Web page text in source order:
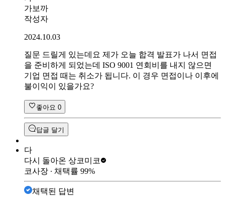
가보까
작성자
2024.10.03
질문 드릴게 있는데요 제가 오늘 합격 발표가 나서 면접
을 준비하게 되었는데 ISO 9001 연회비를 내지 않으면
기업 면접 때는 취소가 됩니다. 이 경우 면접이나 이후에
불이익이 있을가요?
좋아요 0
답글 달기
다
다시 돌아온 상코미코
코사장 ∙ 채택률 99%
채택된 답변